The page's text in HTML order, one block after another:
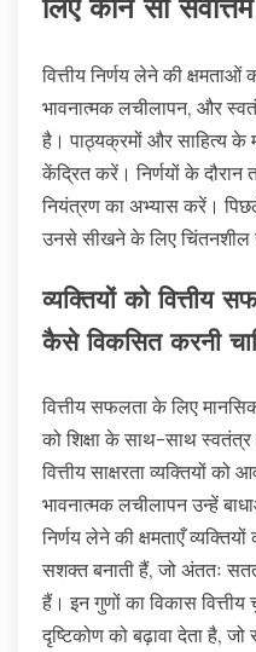
लिए कौन सी
वित्तीय निर्णय लेने की क्षमताओं
भावनात्मक लचीलापन, और
है। पाठ्यक्रमों और साहित्य के
केंद्रित करें। निर्णयों के दौरान
नियंत्रण का अभ्यास करें।
उनसे सीखने के लिए चिंतनशील
व्यक्तियों को वित्तीय
कैसे विकसित करनी
वित्तीय सफलता के लिए
को शिक्षा के साथ-साथ स्वतंत्र
वित्तीय साक्षरता व्यक्तियों
भावनात्मक लचीलापन उन्हें
निर्णय लेने की क्षमताएँ
सशक्त बनाती हैं, जो अंततः
हैं। इन गुणों का विकास
दृष्टिकोण को बढ़ावा देता है,